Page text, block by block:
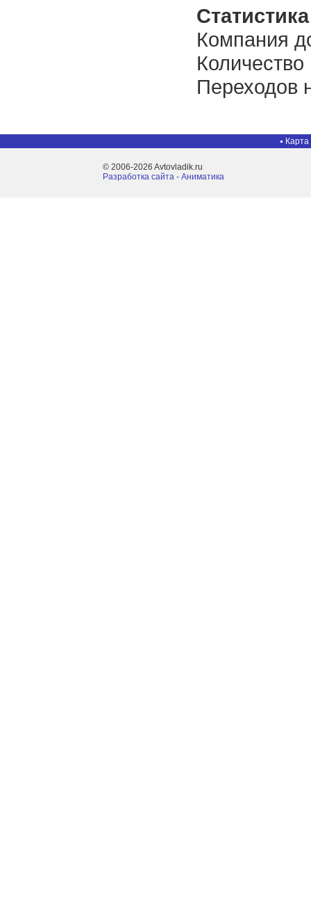
Компания
Переходов
Карта
© 2006-2026 Avtovladik.ru
Разработка сайта - Aниматика